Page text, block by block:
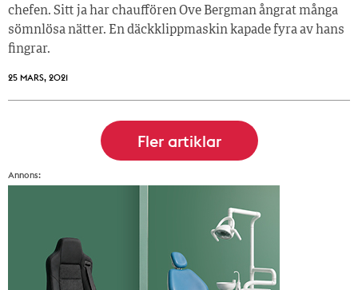
chefen. Sitt ja har chauffören Ove Bergman ångrat många
sömnlösa nätter. En däckklippmaskin kapade fyra av hans
fingrar.
25 MARS, 2021
Annons: